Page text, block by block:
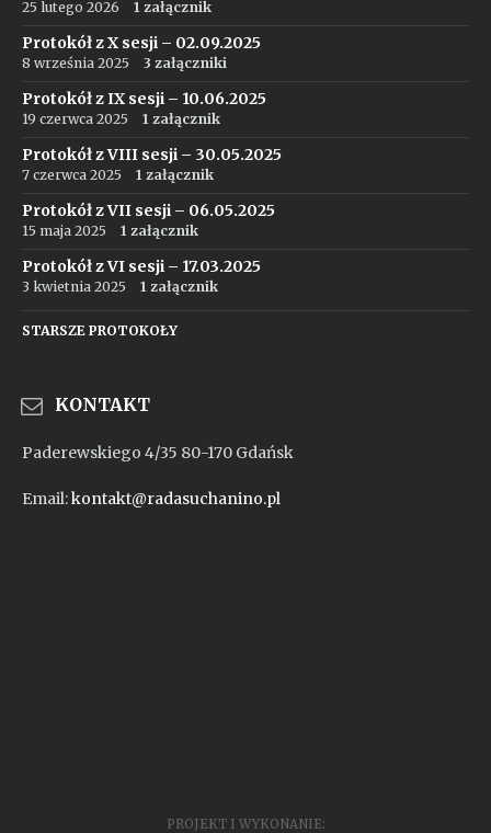
25 lutego 2026 1 załącznik
Protokół z X sesji – 02.09.2025
8 września 2025 3 załączniki
Protokół z IX sesji – 10.06.2025
19 czerwca 2025 1 załącznik
Protokół z VIII sesji – 30.05.2025
7 czerwca 2025 1 załącznik
Protokół z VII sesji – 06.05.2025
15 maja 2025 1 załącznik
Protokół z VI sesji – 17.03.2025
3 kwietnia 2025 1 załącznik
STARSZE PROTOKOŁY
KONTAKT
Paderewskiego 4/35 80-170 Gdańsk
Email:kontakt@radasuchanino.pl
PROJEKT I WYKONANIE: